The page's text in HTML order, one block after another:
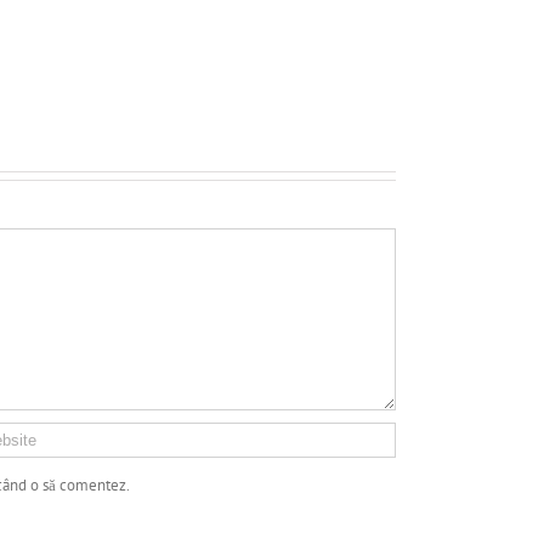
o să comentez.